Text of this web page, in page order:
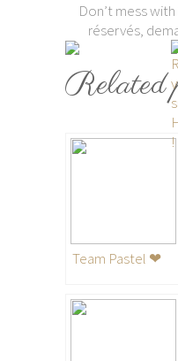
Don’t mess
réservés,
Related
Team Pastel ❤